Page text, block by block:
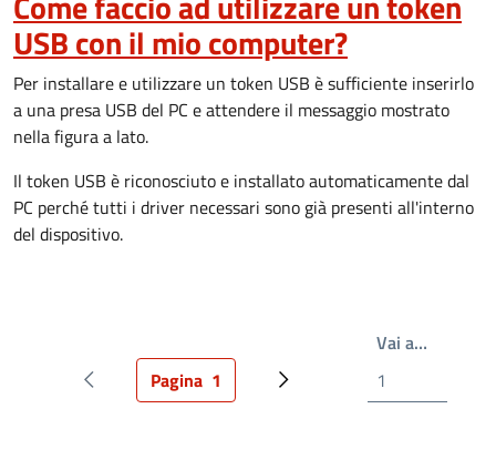
USB con il mio computer?
Per installare e utilizzare un token USB è sufficiente inserirlo
a una presa USB del PC e attendere il messaggio mostrato
nella figura a lato.
Il token USB è riconosciuto e installato automaticamente dal
PC perché tutti i driver necessari sono già presenti all'interno
del dispositivo.
Pagina precedentePagina attuale
Pagina 1 Prossima pagina
Vai a…